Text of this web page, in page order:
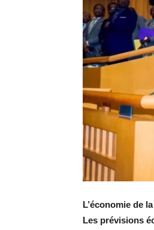
L’économie de
Les prévisions